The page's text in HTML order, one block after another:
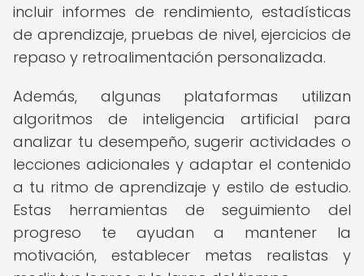
incluir informes de rendimiento, estadísticas
de aprendizaje, pruebas de nivel, ejercicios de
repaso y retroalimentación personalizada.
Además, algunas plataformas utilizan
algoritmos de inteligencia artificial para
analizar tu desempeño, sugerir actividades o
lecciones adicionales y adaptar el contenido
a tu ritmo de aprendizaje y estilo de estudio.
Estas herramientas de seguimiento del
progreso te ayudan a mantener la
motivación, establecer metas realistas y